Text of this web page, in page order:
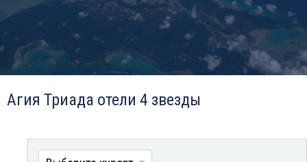
Агия Триада отели 4 звезды